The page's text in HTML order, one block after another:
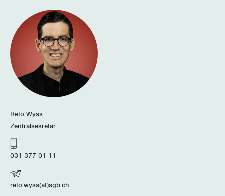
Schwyz
St. Gallen-Appenzell
Solothurn
Waadt
Reto Wyss
Zentralsekretär
031 377 01 11
reto.wyss(at)sgb.ch